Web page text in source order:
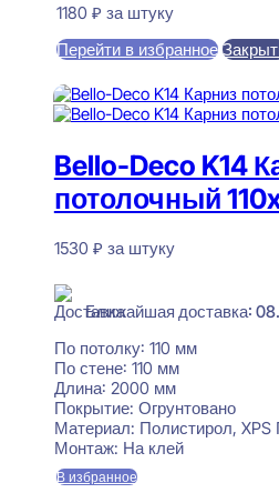
1180 ₽ за штуку
Перейти в избранное
Bello-Deco K14
потолочный
1530 ₽ за штуку
Ближайшая доставка:
По потолку: 110 мм
По стене: 110 мм
Длина: 2000 мм
Покрытие: Огрунтовано
Материал: Полистирол,
Монтаж: На клей
В избранное